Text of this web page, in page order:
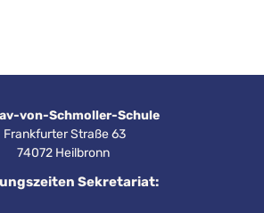
von-Schmoller-Schule
Frankfurter Straße 63
74072 Heilbronn
Sekretariat: